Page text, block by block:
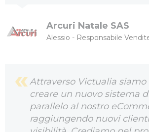
Arcuri Natale SAS
Alessio - Responsabile
Attraverso Victualia siamo
creare un nuovo sistema
parallelo al nostro
raggiungendo nuovi